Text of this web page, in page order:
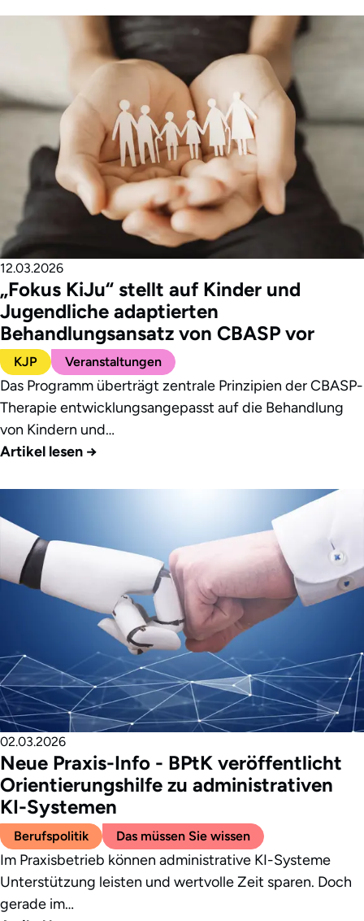
„Fokus KiJu“ stellt auf Kinder und
Jugendliche adaptierten
Behandlungsansatz von CBASP vor
12.03.2026
KJP Veranstaltungen
Das Programm überträgt zentrale Prinzipien der CBASP-
Therapie entwicklungsangepasst auf die Behandlung
von Kindern und…
Artikel lesen →
Neue Praxis-Info - BPtK veröffentlicht
Orientierungshilfe zu administrativen
KI-Systemen
02.03.2026
Berufspolitik Das müssen Sie wissen
Im Praxisbetrieb können administrative KI-Systeme
Unterstützung leisten und wertvolle Zeit sparen. Doch
gerade im…